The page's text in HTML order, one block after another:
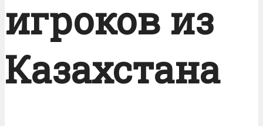
игроков из
Казахстана